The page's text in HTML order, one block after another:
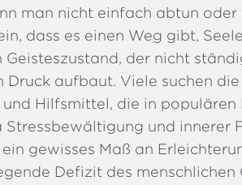
man nicht einfach abtun oder
dass es einen Weg gibt,
Geisteszustand, der nicht
Druck aufbaut. Viele suchen
Hilfsmittel, die in populären
und innerer
gewisses Maß an
Defizit des menschlichen